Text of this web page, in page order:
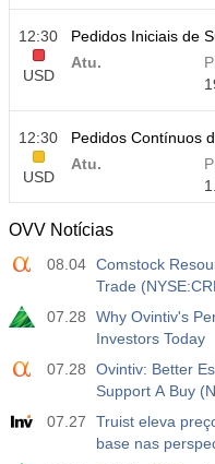
12:30
USD
Pedidos Iniciais de
Atu.
12:30
USD
Pedidos Contínuos
Atu.
OVV Notícias
08.04 Comstock
Trade
07.28
Why Ovintiv's
Investors Today
07.28
Ovintiv: Better
Support A Buy
07.27
Truist eleva
base nas